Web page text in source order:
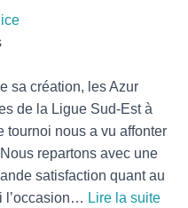
sa création, les Azur
de la Ligue Sud-Est à
tournoi nous a vu affonter
repartons avec une
satisfaction quant au
l’occasion… Lire la suite: